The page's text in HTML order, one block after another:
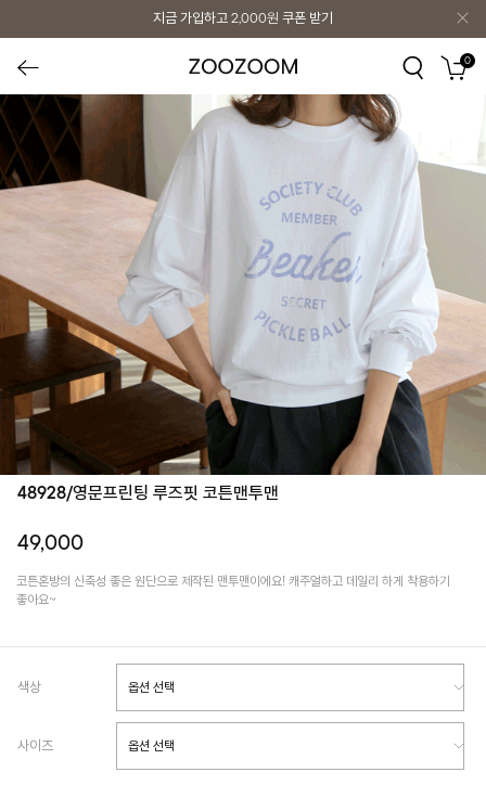
지금 가입하고 2,000원 쿠폰 받기
0
48928/영문프린팅 루즈핏 코튼맨투맨
49,000
코튼혼방의 신축성 좋은 원단으로 제작된 맨투맨이에요! 캐주얼하고 데일리 하게 착용하기
좋아요~
색상
사이즈